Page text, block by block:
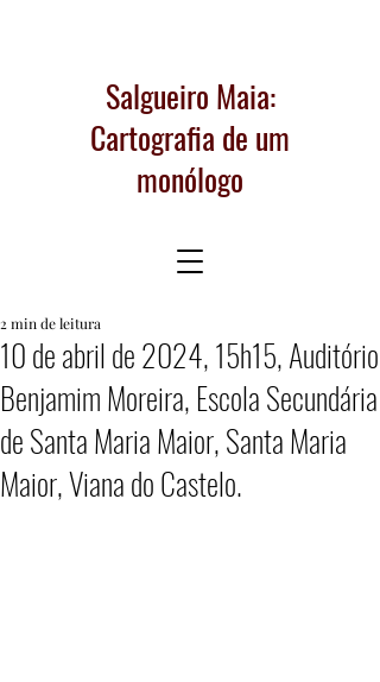
Salgueiro Maia:
Cartografia de um
monólogo
10 de abril de 2024, 15h15, Auditório
Benjamim Moreira, Escola Secundária
de Santa Maria Maior, Santa Maria
Maior, Viana do Castelo.
2 min de leitura